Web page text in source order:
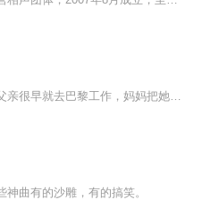
曲有的沙雕，有的搞笑。